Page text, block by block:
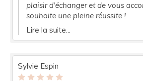
plaisir d'échanger et de vous
souhaite une pleine réussite !
Lire la suite...
Sylvie Espin